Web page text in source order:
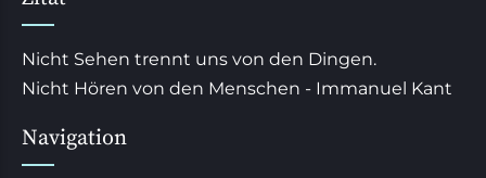
Nicht Sehen trennt uns von den Dingen.
Nicht Hören von den Menschen - Immanuel Kant
Navigation